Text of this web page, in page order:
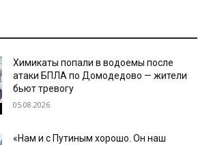
Химикаты попали в водоемы после
атаки БПЛА по Домодедово — жители
бьют тревогу
05.08.2026
«Нам и с Путиным хорошо. Он наш